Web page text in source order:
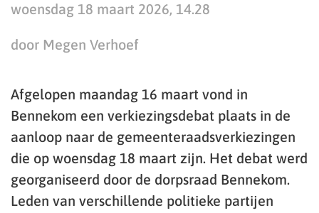
woensdag 18 maart 2026, 14.28
door Megen Verhoef
Afgelopen maandag 16 maart vond in
Bennekom een verkiezingsdebat plaats in de
aanloop naar de gemeenteraadsverkiezingen
die op woensdag 18 maart zijn. Het debat werd
georganiseerd door de dorpsraad Bennekom.
Leden van verschillende politieke partijen